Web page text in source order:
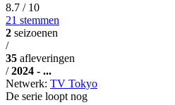
8.7 / 10
21 stemmen
2 seizoenen
/
35 afleveringen
/ 2024 - ...
Netwerk: TV Tokyo
De serie loopt nog